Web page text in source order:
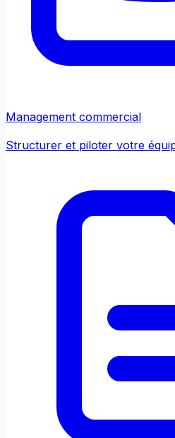
Management commercial
Structurer et piloter votre